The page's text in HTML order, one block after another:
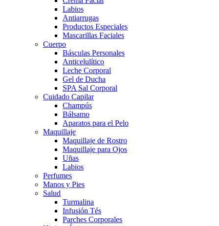
Labios
Antiarrugas
Productos Especiales
Mascarillas Faciales
Cuerpo
Básculas Personales
Anticelulítico
Leche Corporal
Gel de Ducha
SPA Sal Corporal
Cuidado Capilar
Champús
Bálsamo
Aparatos para el Pelo
Maquillaje
Maquillaje de Rostro
Maquillaje para Ojos
Uñas
Labios
Perfumes
Manos y Pies
Salud
Turmalina
Infusión Tés
Parches Corporales